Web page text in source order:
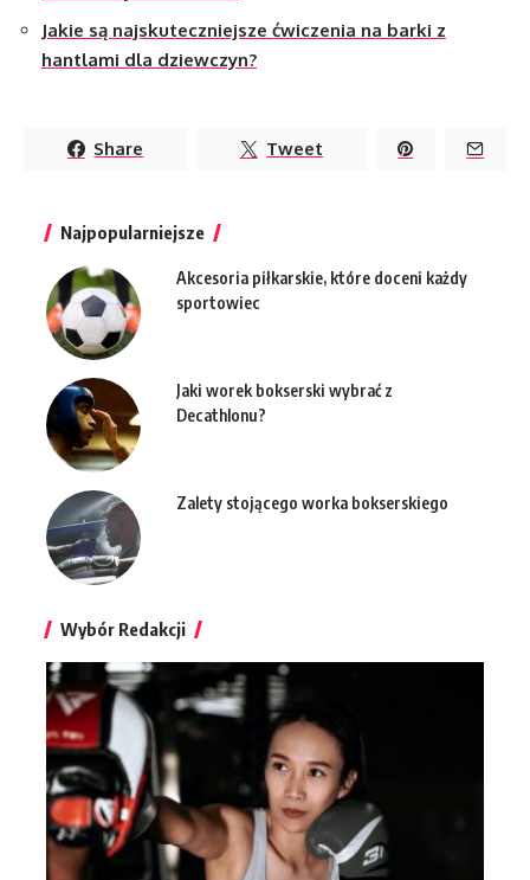
Jakie są najskuteczniejsze ćwiczenia na barki z
hantlami dla dziewczyn?
Share Tweet
Najpopularniejsze
Akcesoria piłkarskie, które doceni każdy
sportowiec
Jaki worek bokserski wybrać z
Decathlonu?
Zalety stojącego worka bokserskiego
Wybór Redakcji